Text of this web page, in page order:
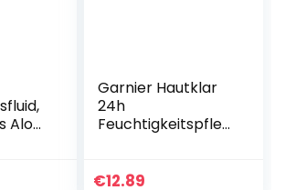
Aloe
Garnier Hautklar
24h
Feuchtigkeitspfleg
ml
€12.89